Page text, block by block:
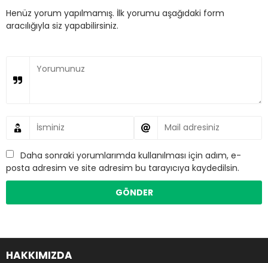
Henüz yorum yapılmamış. İlk yorumu aşağıdaki form
aracılığıyla siz yapabilirsiniz.
Daha sonraki yorumlarımda kullanılması için adım, e-
posta adresim ve site adresim bu tarayıcıya kaydedilsin.
HAKKIMIZDA